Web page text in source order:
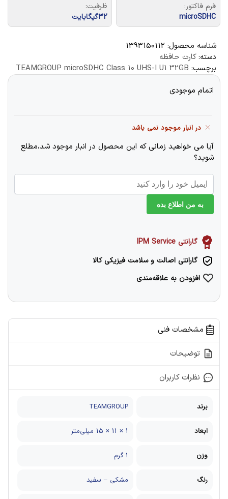
فرم فاکتور:
microSDHC
ظرفیت:
32گیگابایت
شناسه محصول: 1393150112
دسته:کارت حافظه
برچسب: TEAMGROUP microSDHC Class 10 UHS-I U1 32GB
اتمام موجودی
در انبار موجود نمی باشد
آیا می خواهید زمانی که این محصول در انبار موجود شد،مطلع
شوید؟
به من اطلاع بده
گارانتی IPM Service
گارانتی اصالت و سلامت فیزیکی کالا
افزودن به علاقه‌مندی
مشخصات فنی
توضیحات
نظرات کاربران
برند TEAMGROUP
ابعاد 1 × 11 × 15 میلی‌متر
وزن 1 گرم
رنگ مشکی – سفید